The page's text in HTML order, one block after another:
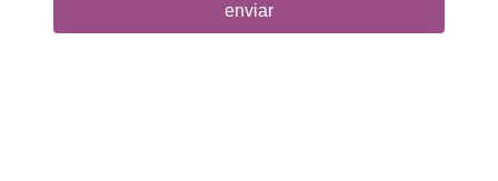
enviar